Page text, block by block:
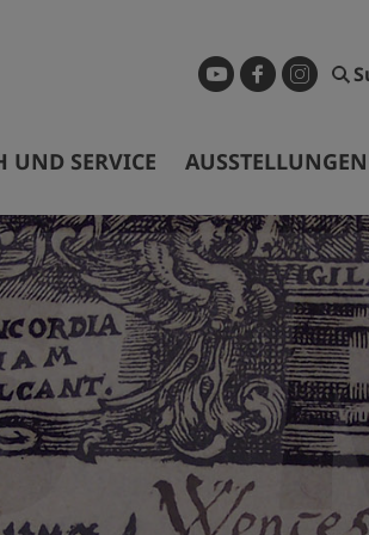
UND SERVICE
& Eintrittspreise
& Preise
Tagungsräume
und Recherchen
Dauerausstellung
Museum digital
Geschichtspfad